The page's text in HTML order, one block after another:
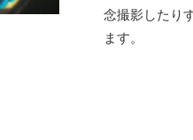
念撮影したり
ます。